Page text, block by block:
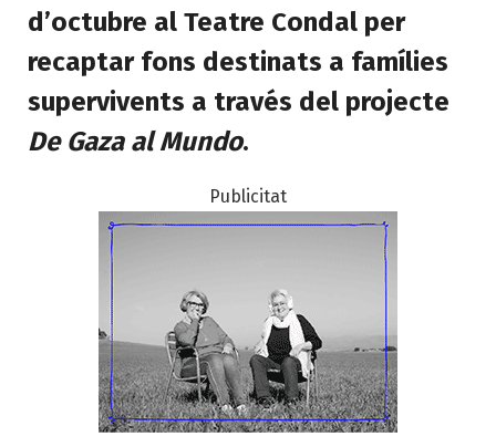
d’octubre al Teatre Condal per
recaptar fons destinats a famílies
supervivents a través del projecte
De Gaza al Mundo.
Publicitat